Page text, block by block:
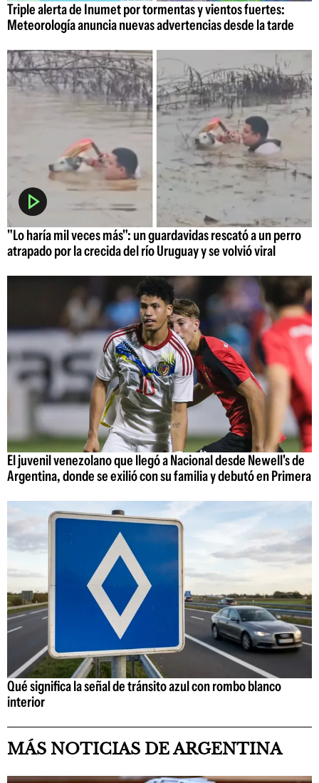
Triple alerta de Inumet por tormentas y vientos fuertes:
Meteorología anuncia nuevas advertencias desde la tarde
"Lo haría mil veces más": un guardavidas rescató a un perro
atrapado por la crecida del río Uruguay y se volvió viral
El juvenil venezolano que llegó a Nacional desde Newell's de
Argentina, donde se exilió con su familia y debutó en Primera
Qué significa la señal de tránsito azul con rombo blanco
interior
MÁS NOTICIAS DE ARGENTINA